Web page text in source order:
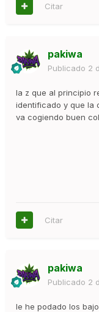
Citar
pakiwa
Publicado 2
la z que al principio
identificado y que la
va cogiendo buen
Citar
pakiwa
Publicado 2
le he podado los